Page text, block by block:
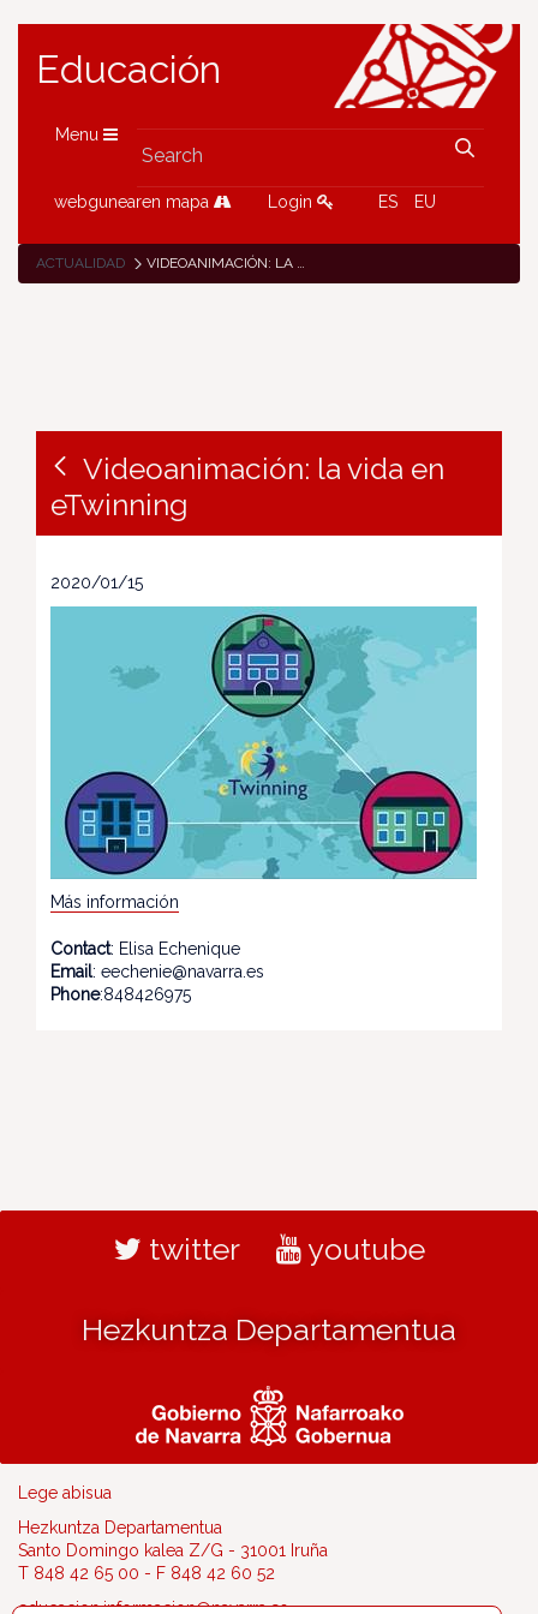
Educación
Menu
webgunearen mapa Login ES EU
ACTUALIDAD VIDEOANIMACIÓN: LA VIDA EN ETWINNING
Videoanimación: la vida en
eTwinning
2020/01/15
Más información
Contact: Elisa Echenique
Email: eechenie@navarra.es
Phone:848426975
twitter youtube
Hezkuntza Departamentua
Lege abisua
Hezkuntza Departamentua
Santo Domingo kalea Z/G - 31001 Iruña
T 848 42 65 00 - F 848 42 60 52
educacion.informacion@navarra.es